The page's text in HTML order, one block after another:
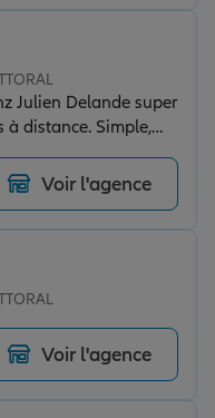
à distance. Simple,
100%.
Voir l'agence
Voir l'agence